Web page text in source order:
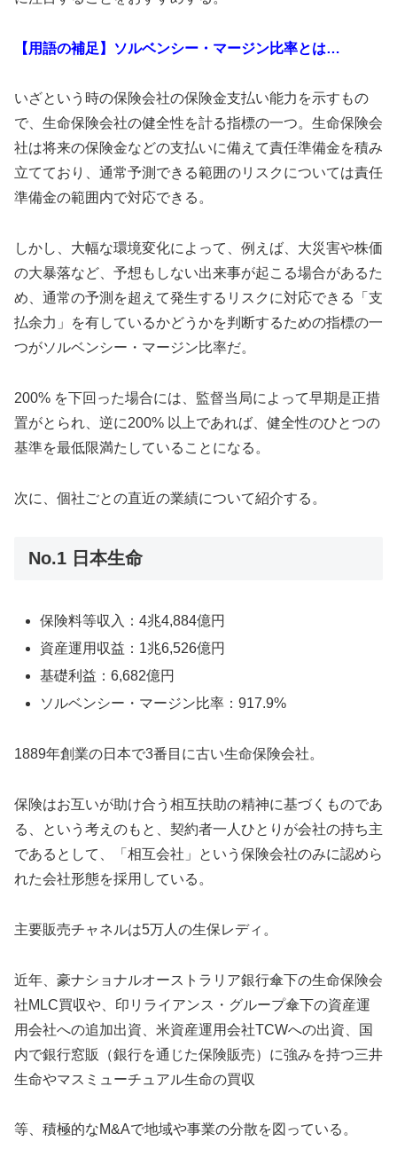
【用語の補足】ソルベンシー・マージン比率とは…
いざという時の保険会社の保険金支払い能力を示すもの
で、生命保険会社の健全性を計る指標の一つ。生命保険会
社は将来の保険金などの支払いに備えて責任準備金を積み
立てており、通常予測できる範囲のリスクについては責任
準備金の範囲内で対応できる。
しかし、大幅な環境変化によって、例えば、大災害や株価
の大暴落など、予想もしない出来事が起こる場合があるた
め、通常の予測を超えて発生するリスクに対応できる「支
払余力」を有しているかどうかを判断するための指標の一
つがソルベンシー・マージン比率だ。
200% を下回った場合には、監督当局によって早期是正措
置がとられ、逆に200% 以上であれば、健全性のひとつの
基準を最低限満たしていることになる。
次に、個社ごとの直近の業績について紹介する。
No.1 日本生命
保険料等収入：4兆4,884億円
資産運用収益：1兆6,526億円
基礎利益：6,682億円
ソルベンシー・マージン比率：917.9%
1889年創業の日本で3番目に古い生命保険会社。
保険はお互いが助け合う相互扶助の精神に基づくものであ
る、という考えのもと、契約者一人ひとりが会社の持ち主
であるとして、「相互会社」という保険会社のみに認めら
れた会社形態を採用している。
主要販売チャネルは5万人の生保レディ。
近年、豪ナショナルオーストラリア銀行傘下の生命保険会
社MLC買収や、印リライアンス・グループ傘下の資産運
用会社への追加出資、米資産運用会社TCWへの出資、国
内で銀行窓販（銀行を通じた保険販売）に強みを持つ三井
生命やマスミューチュアル生命の買収
等、積極的なM&Aで地域や事業の分散を図っている。